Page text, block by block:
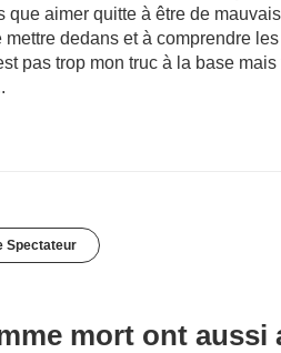
aimer quitte à être de
dedans et à comprendre
pas trop mon truc à la base mais
Spectateur
mort ont aussi